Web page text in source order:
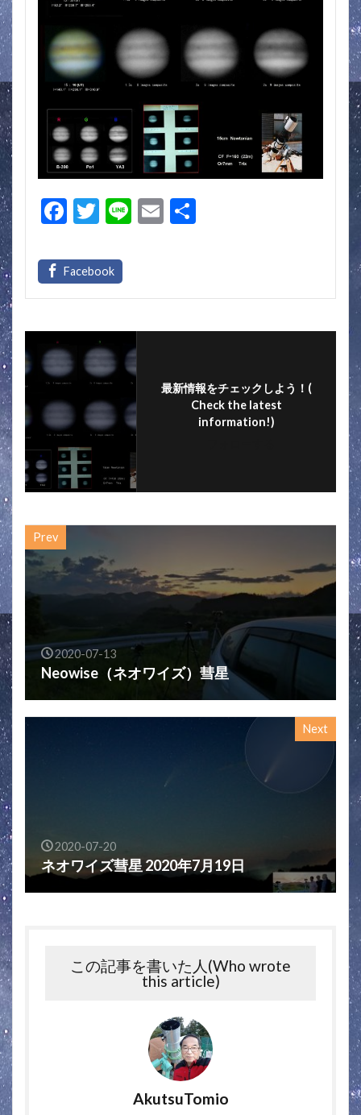
F
e
b
o
k
T
itt
er
Li E
最新情報をチェックしよう！(
Check the latest
information!)
Prev
2020-07-13
Neowise（ネオワイズ）彗星
Next
2020-07-20
ネオワイズ彗星 2020年7月19日
この記事を書いた人(Who wrote
this article)
AkutsuTomio